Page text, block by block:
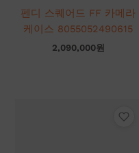
펜디 스퀘어드 FF 카메라
케이스 8055052490615
2,090,000원